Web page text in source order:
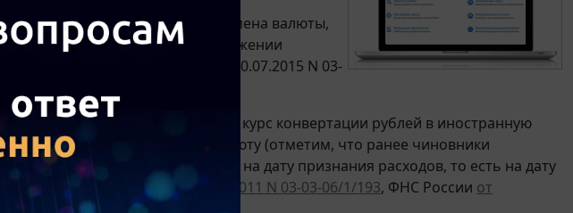
наличии сведений о курсе обмена валюты,
подтвержден справкой о движении
(
Минфина России от 10.07.2015 N 03-
не может подтвердить курс конвертации рублей в иностранную
по обмену рублей на валюту (отметим, что ранее чиновники
в рублях рассчитываются на дату признания расходов, то есть на дату
Минфина России
от 31.03.2011 N 03-03-06/1/193, ФНС России от